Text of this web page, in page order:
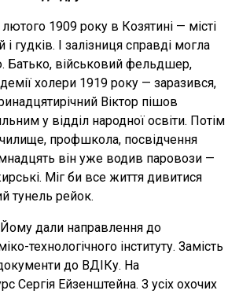
1909 року в Козятині — місті
і гудків. І залізниця справді могла
Батько, військовий фельдшер,
холери 1919 року — заразився,
Віктор пішов
у відділ народної освіти. Потім
профшкола, посвідчення
він уже водив паровози —
Міг би все життя дивитися
тунель рейок.
дали направлення до
технологічного інституту. Замість
до ВДІКу. На
Сергія Ейзенштейна. З усіх охочих